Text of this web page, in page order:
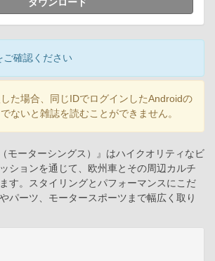
ご確認ください
た場合、同じIDでログインしたAndroidの
ないと雑誌を読むことができません。
モーターシングス）』はハイクオリティなビ
ションを通じて、欧州車とその周辺カルチ
す。スタイリングとパフォーマンスにこだ
パーツ、モータースポーツまで幅広く取り